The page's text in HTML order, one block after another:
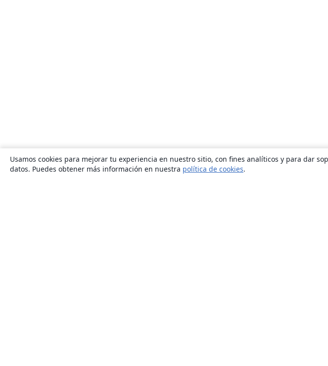
Usamos cookies para mejorar tu experiencia en nuestro sitio, con fines analíticos y para dar
datos. Puedes obtener más información en nuestra política de cookies.